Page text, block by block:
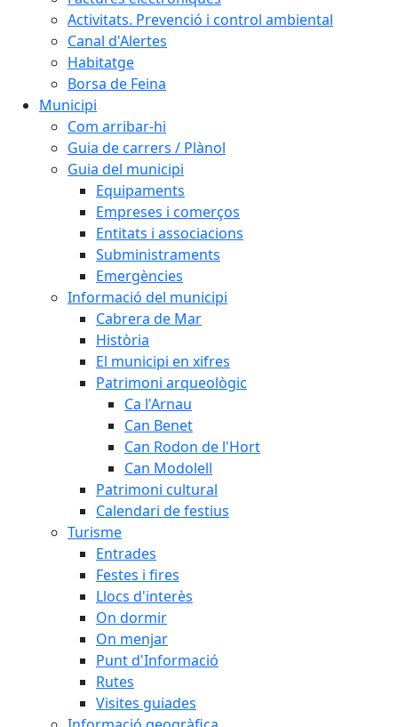
Activitats. Prevenció i control ambiental
Canal d'Alertes
Habitatge
Borsa de Feina
Municipi
Com arribar-hi
Guia de carrers / Plànol
Guia del municipi
Equipaments
Empreses i comerços
Entitats i associacions
Subministraments
Emergències
Informació del municipi
Cabrera de Mar
Història
El municipi en xifres
Patrimoni arqueològic
Ca l'Arnau
Can Benet
Can Rodon de l'Hort
Can Modolell
Patrimoni cultural
Calendari de festius
Turisme
Entrades
Festes i fires
Llocs d'interès
On dormir
On menjar
Punt d'Informació
Rutes
Visites guiades